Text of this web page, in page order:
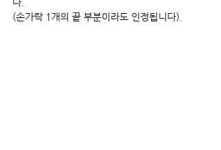
(손가락 1개의 끝 부분이라도 인정됩니다).